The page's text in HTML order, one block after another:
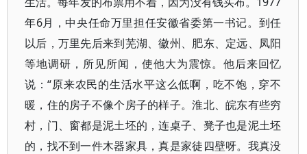
年6月，中央任命万里担任安徽省委第一书记。到任
以后，万里先后来到芜湖、徽州、肥东、定远、凤阳
等地调研，所见所闻，使他大为震惊。他后来回忆
说：“原来农民的生活水平这么低啊，吃不饱，穿不
暖，住的房子不像个房子的样子。淮北、皖东有些穷
村，门、窗都是泥土坯的，连桌子、凳子也是泥土坯
的，找不到一件木器家具，真是家徒四壁呀。我真没